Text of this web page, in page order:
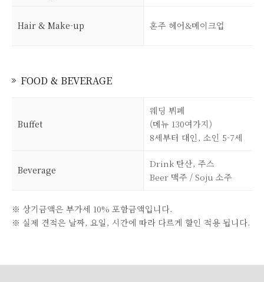
Hair & Make-up 혼주 헤어&메이크업
FOOD & BEVERAGE
Buffet
웨딩 뷔페
(메뉴 130여가지)
8세부터 대인, 소인 5-7세
Beverage
Drink 탄산, 주스
Beer 맥주 / Soju 소주
※ 상기금액은 부가세 10% 포함금액입니다.
※ 실제 견적은 날짜, 요일, 시간에 따라 다르게 할인 적용 됩니다.